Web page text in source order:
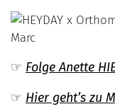
☞ Folge Anette
☞ Hier geht’s zu